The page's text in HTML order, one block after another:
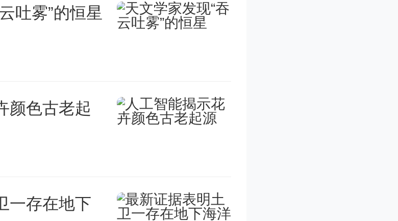
术试验卫星“羲和号”成功发
。
和号”可以在46秒内扫描全日
使得系统性研究暗条爆发的三
吐雾”的恒星
颜色古老起
一存在地下